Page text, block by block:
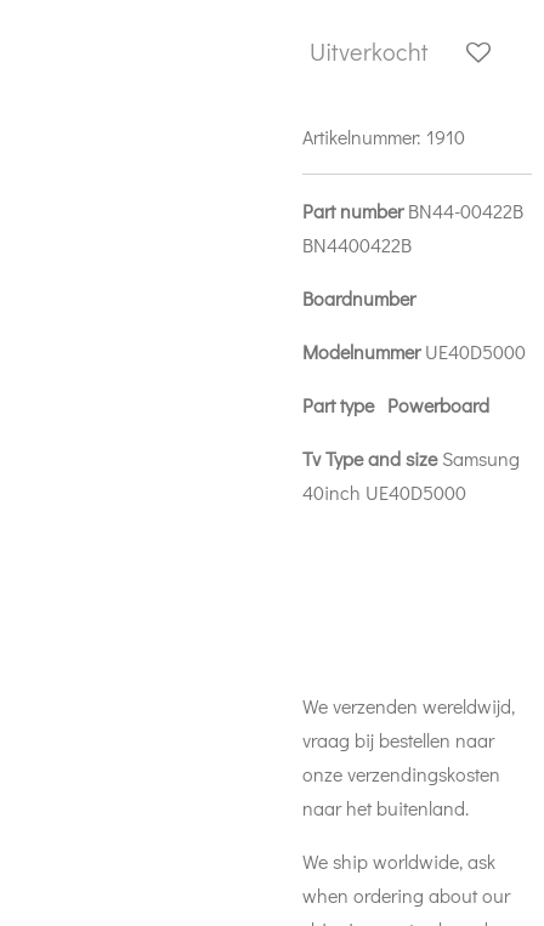
Uitverkocht
Artikelnummer: 1910
Part numberBN44-00422B
BN4400422B
Boardnumber
ModelnummerUE40D5000
Part type Powerboard
Tv Type and sizeSamsung
40inch UE40D5000
We verzenden wereldwijd,
vraag bij bestellen naar
onze verzendingskosten
naar het buitenland.
We ship worldwide, ask
when ordering about our